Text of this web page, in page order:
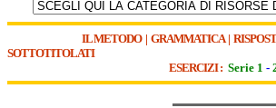
IL METODO| GRAMMATICA|
SOTTOTITOLATI
ESERCIZI : Serie 1 -